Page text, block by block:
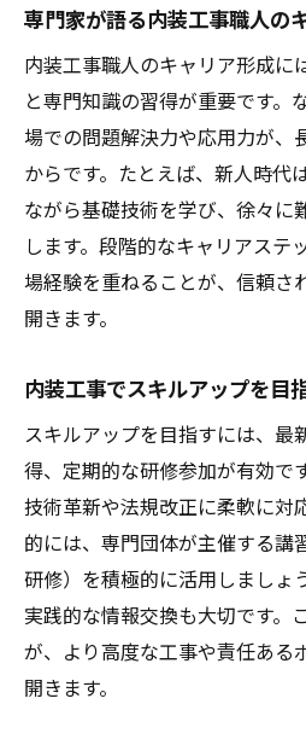
専門家が語る内装工事職人の
内装工事職人のキャリア形成に
と専門知識の習得が重要です。
場での問題解決力や応用力が、
からです。たとえば、新人時代
ながら基礎技術を学び、徐々に
します。段階的なキャリアステ
場経験を重ねることが、信頼さ
開きます。
内装工事でスキルアップを目
スキルアップを目指すには、最
得、定期的な研修参加が有効で
技術革新や法規改正に柔軟に対
的には、専門団体が主催する講
研修）を積極的に活用しましょ
実践的な情報交換も大切です。
が、より高度な工事や責任ある
開きます。